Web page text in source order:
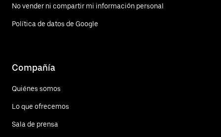
No vender ni compartir mi información personal
Política de datos de Google
Compañía
Quiénes somos
Lo que ofrecemos
Sala de prensa